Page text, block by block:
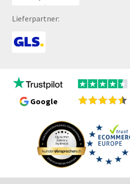
Lieferpartner:
Google